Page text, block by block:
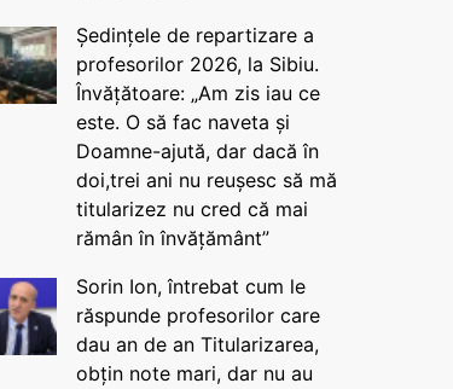
Ședințele de repartizare a
profesorilor 2026, la Sibiu.
Învățătoare: „Am zis iau ce
este. O să fac naveta și
Doamne-ajută, dar dacă în
doi,trei ani nu reușesc să mă
titularizez nu cred că mai
rămân în învățământ”
Sorin Ion, întrebat cum le
răspunde profesorilor care
dau an de an Titularizarea,
obțin note mari, dar nu au